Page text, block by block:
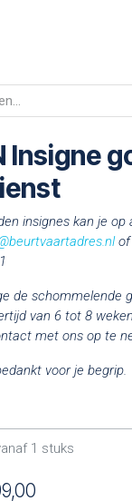
Insigne
insignes kan je op
of
de schommelende
van 6 tot 8
met ons op te
voor je begrip.
1 stuks